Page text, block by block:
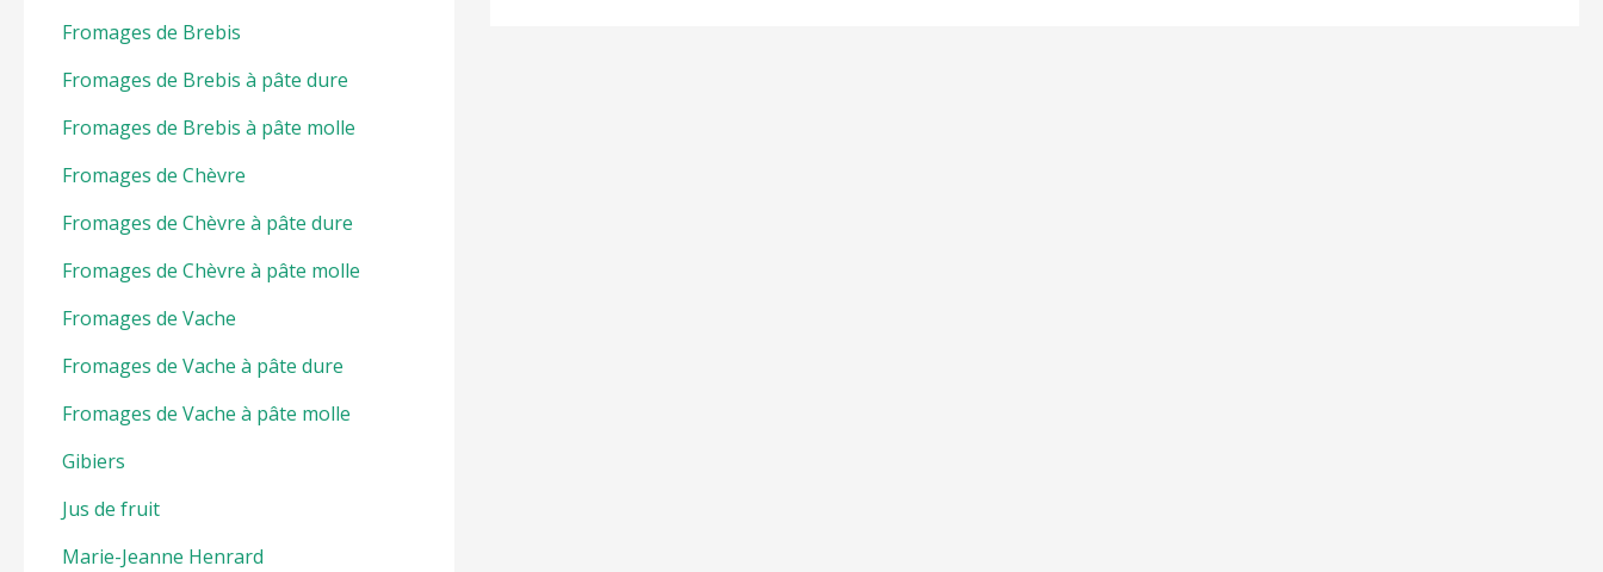
Fromages de Brebis
Fromages de Brebis à pâte dure
Fromages de Brebis à pâte molle
Fromages de Chèvre
Fromages de Chèvre à pâte dure
Fromages de Chèvre à pâte molle
Fromages de Vache
Fromages de Vache à pâte dure
Fromages de Vache à pâte molle
Gibiers
Jus de fruit
Marie-Jeanne Henrard